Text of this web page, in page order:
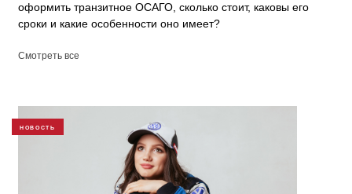
оформить транзитное ОСАГО, сколько стоит, каковы его
сроки и какие особенности оно имеет?
Смотреть все
НОВОСТЬ